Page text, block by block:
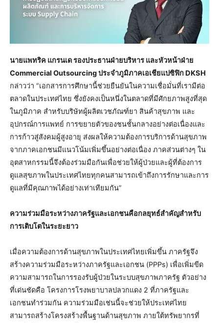
นายแพทริค แกรนเด รองประธานฝ่ายบริหาร และหัวหน้าฝ่าย
Commercial Outsourcingประจำภูมิภาคเอเชียแปซิฟิก DKSH
กล่าวว่า “เอกสารการศึกษานี้ช่วยยืนยันในความเชื่อมั่นที่เรามีต่อ
ตลาดในประเทศไทย ซึ่งยังคงเป็นหนึ่งในตลาดที่มีศักยภาพสูงที่สุด
ในภูมิภาค สำหรับบริษัทผู้ผลิตเวชภัณฑ์ยา สินค้าสุขภาพ และ
อุปกรณ์การแพทย์ การขยายตัวของชนชั้นกลางอย่างต่อเนื่องและ
การก้าวสู่สังคมผู้สูงอายุ ส่งผลให้ความต้องการบริการด้านสุขภาพ
จากภาคเอกชนมีแนวโน้มเพิ่มขึ้นอย่างต่อเนื่อง ภาคส่วนต่างๆ ใน
อุตสาหกรรมนี้จึงต้องร่วมมือกันเพื่อช่วยให้ผู้ป่วยและผู้ที่ต้องการ
ดูแลสุขภาพในประเทศไทยทุกคนสามารถเข้าถึงการรักษาและการ
ดูแลที่มีคุณภาพได้อย่างเท่าเทียมกัน”
ความร่วมมือระหว่างภาครัฐและเอกชนคือกลยุทธ์สำคัญสำหรับ
การเติบโตในระยะยาว
เมื่อความต้องการด้านสุขภาพในประเทศไทยเพิ่มขึ้น ภาครัฐจึง
สร้างความร่วมมือระหว่างภาครัฐและเอกชน (PPPs) เพื่อเพิ่มขีด
ความสามารถในการรองรับผู้ป่วยในระบบสุขภาพภาครัฐ ตัวอย่าง
ที่เด่นชัดคือ โครงการโรงพยาบาลปลวกแดง 2 ที่ภาครัฐและ
เอกชนทำร่วมกัน ความร่วมมือเช่นนี้จะช่วยให้ประเทศไทย
สามารถสร้างโครงสร้างพื้นฐานด้านสุขภาพ ภายใต้ทรัพยากรที่